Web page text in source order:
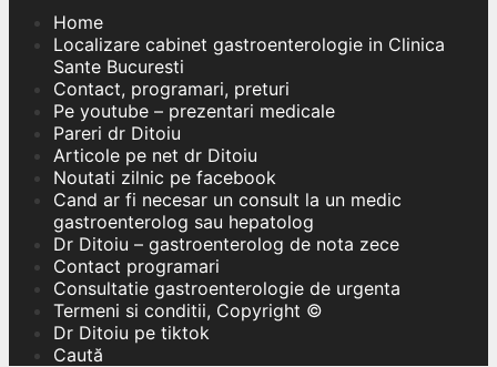
Home
Localizare cabinet gastroenterologie in Clinica
Sante Bucuresti
Contact, programari, preturi
Pe youtube – prezentari medicale
Pareri dr Ditoiu
Articole pe net dr Ditoiu
Noutati zilnic pe facebook
Cand ar fi necesar un consult la un medic
gastroenterolog sau hepatolog
Dr Ditoiu – gastroenterolog de nota zece
Contact programari
Consultatie gastroenterologie de urgenta
Termeni si conditii, Copyright ©
Dr Ditoiu pe tiktok
Caută